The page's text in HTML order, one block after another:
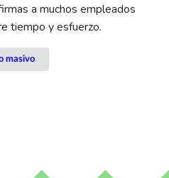
a muchos empleados
tiempo y esfuerzo.
masivo